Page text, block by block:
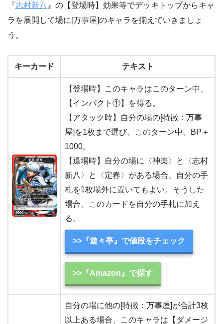
『志村新八 』の【登場時】効果等でデッキトップからキャ
ラを展開して場に[万事屋]のキャラを揃えていきましょ
う。
キーカード テキスト
【登場時】このキャラはこのターン中、
【インパクト①】を得る。
【アタック時】自分の場の[特徴：万事
屋]を1枚まで選び、このターン中、BP＋
1000。
【退場時】自分の場に〈神楽〉と〈志村
新八〉と〈定春〉がある場合、自分の手
札を1枚場外に置いてもよい。そうした
場合、このカードを自分の手札に加え
る。
>>『遊々亭』で値段をチェック
>>『Amazon』で探す
自分の場に他の[特徴：万事屋]が合計3枚
以上ある場合、このキャラは【ダメージ